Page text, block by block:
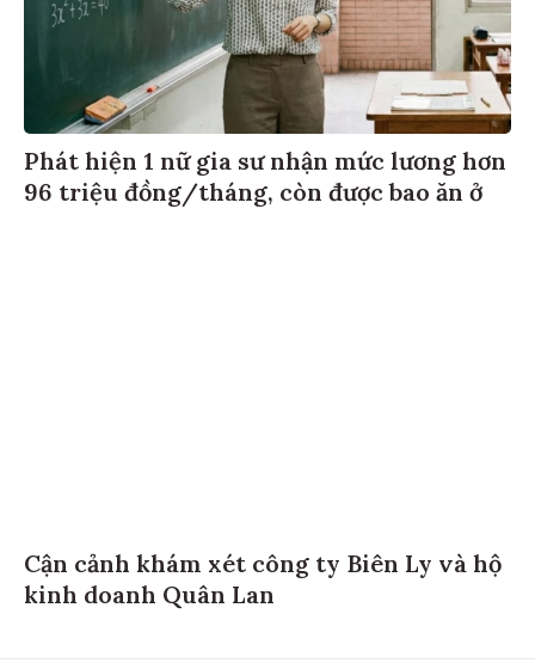
Phát hiện 1 nữ gia sư nhận mức lương hơn
96 triệu đồng/tháng, còn được bao ăn ở
Cận cảnh khám xét công ty Biên Ly và hộ
kinh doanh Quân Lan